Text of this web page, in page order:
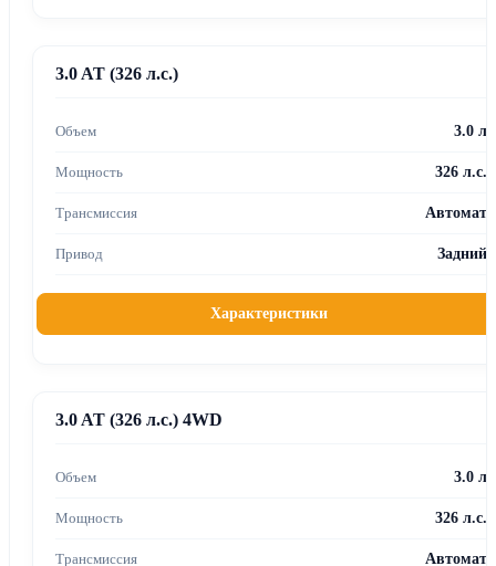
3.0 AT (326 л.с.)
3.0 л
326 л.с.
Автомат
Задний
Характеристики
3.0 AT (326 л.с.) 4WD
3.0 л
326 л.с.
Автомат